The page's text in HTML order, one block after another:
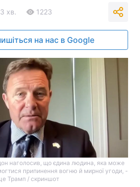
3 хв. 1223
на нас в Google
наголосив, що єдина людина, яка може
припинення вогню й мирної угоди, -
Трамп / скриншот